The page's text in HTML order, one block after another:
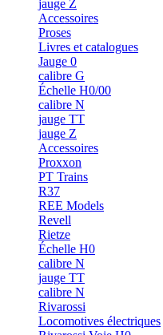
jauge Z
Accessoires
Proses
Livres et catalogues
Jauge 0
calibre G
Échelle H0/00
calibre N
jauge TT
jauge Z
Accessoires
Proxxon
PT Trains
R37
REE Models
Revell
Rietze
Échelle H0
calibre N
jauge TT
calibre N
Rivarossi
Locomotives électriques